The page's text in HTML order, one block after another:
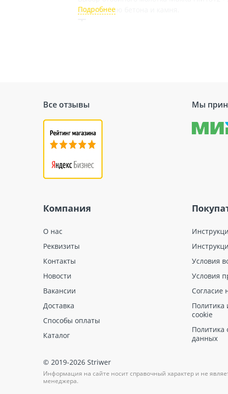
разрушению бетона и камня.
Сила удара
Вес
Все отзывы Мы
Компания
О нас
Реквизиты
Контакты
Новости
Вакансии
Доставка
Способы оплаты
Каталог
Условия
Условия
Согласие
Политика
cookie
Политика
данных
© 2019-2026 Striwer
Информация на сайте носит справочный характер и не
менеджера.